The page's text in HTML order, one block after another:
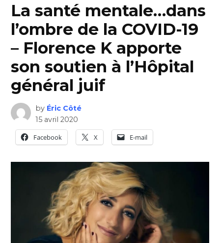
La santé mentale…dans
l’ombre de la COVID-19
– Florence K apporte
son soutien à l’Hôpital
général juif
by Éric Côté
15 avril 2020
Facebook
X E-mail